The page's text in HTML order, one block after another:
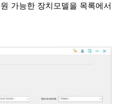
가능한 장치모델을 목록에서